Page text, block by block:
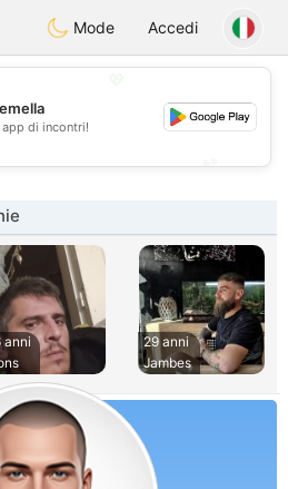
TantôtMode Accedi
di incontri!
anni
29 anni
Jambes